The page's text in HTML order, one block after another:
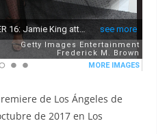
de Los Ángeles de
de 2017 en Los